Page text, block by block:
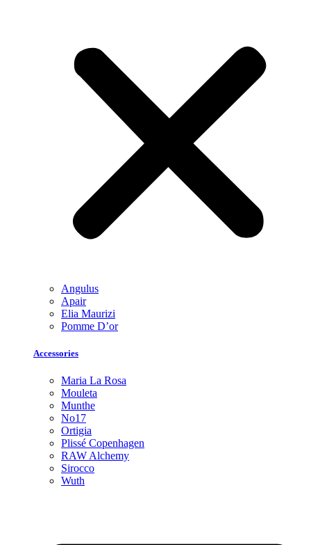
Angulus
Apair
Elia Maurizi
Pomme D’or
Accessories
Maria La Rosa
Mouleta
Munthe
No17
Ortigia
Plissé Copenhagen
RAW Alchemy
Sirocco
Wuth